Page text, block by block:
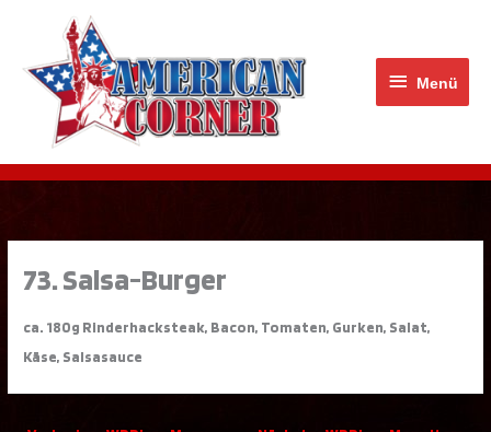
springen
Menü
73. Salsa-Burger
ca. 180g Rinderhacksteak, Bacon, Tomaten, Gurken, Salat,
Käse, Salsasauce